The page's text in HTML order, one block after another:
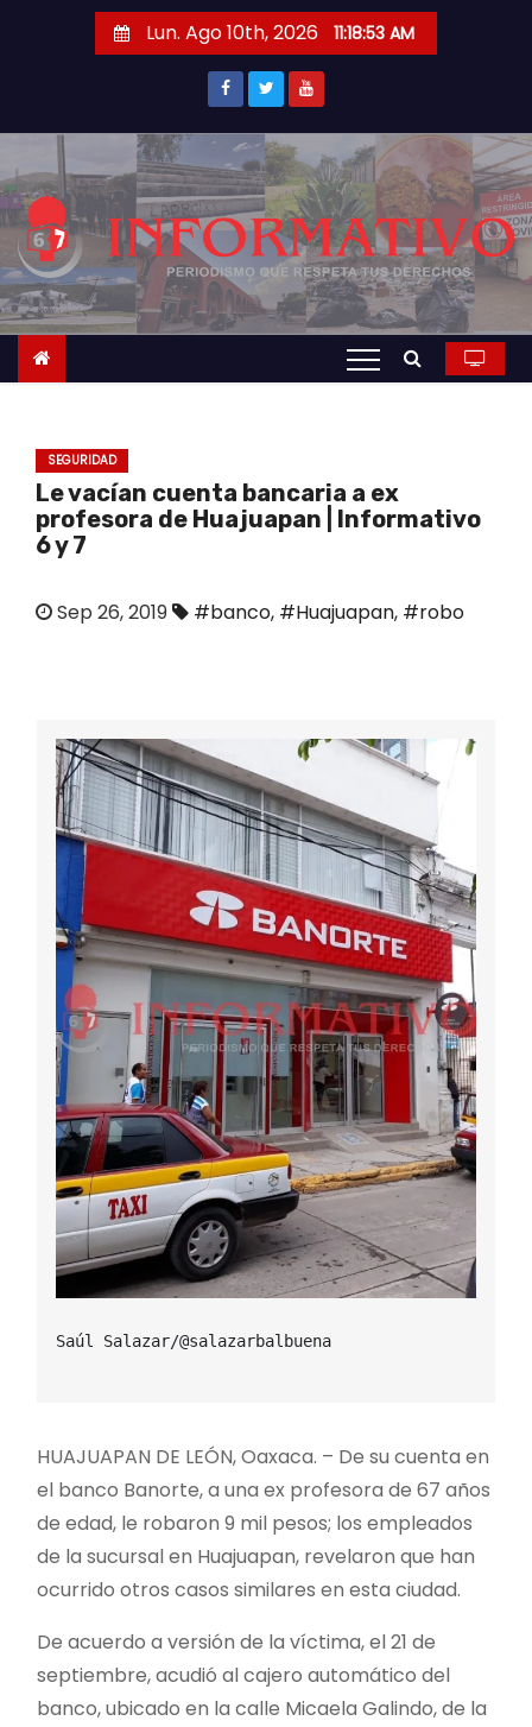
r
a
c
o
t
Lun. Ago 10th, 2026 11:18:54 AM
SEGURIDAD
Le vacían cuenta bancaria a ex
profesora de Huajuapan | Informativo
6 y 7
Sep 26, 2019 #banco, #Huajuapan, #robo
Saúl Salazar/@salazarbalbuena
HUAJUAPAN DE LEÓN, Oaxaca. – De su cuenta en
el banco Banorte, a una ex profesora de 67 años
de edad, le robaron 9 mil pesos; los empleados
de la sucursal en Huajuapan, revelaron que han
ocurrido otros casos similares en esta ciudad.
De acuerdo a versión de la víctima, el 21 de
septiembre, acudió al cajero automático del
banco, ubicado en la calle Micaela Galindo, de la